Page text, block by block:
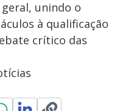
unindo o
à qualificação
crítico das